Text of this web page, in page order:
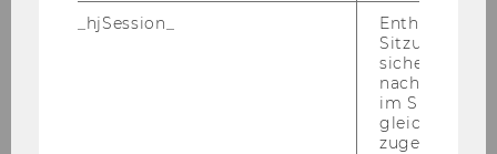
_hjSession_
Enthält die
sicher, dass
im
gleichen
zugeordnet